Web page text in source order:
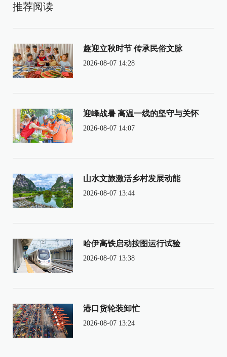
推荐阅读
趣迎立秋时节 传承民俗文脉
2026-08-07 14:28
迎峰战暑 高温一线的坚守与关怀
2026-08-07 14:07
山水文旅激活乡村发展动能
2026-08-07 13:44
哈伊高铁启动按图运行试验
2026-08-07 13:38
港口货轮装卸忙
2026-08-07 13:24